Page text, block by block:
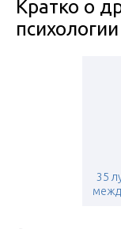
Кратко о
психологии
35